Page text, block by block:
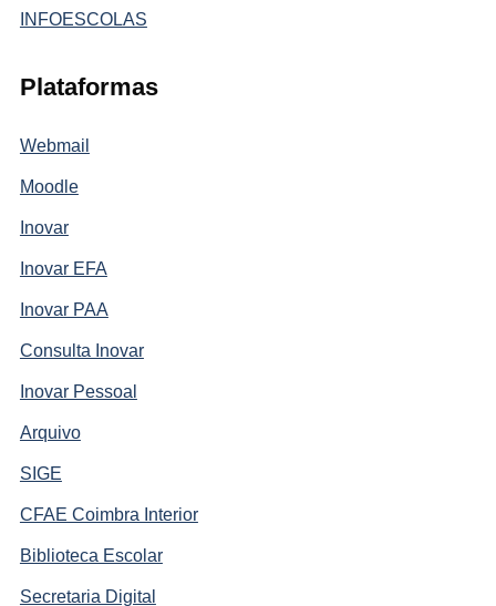
INFOESCOLAS
Plataformas
Webmail
Moodle
Inovar
Inovar EFA
Inovar PAA
Consulta Inovar
Inovar Pessoal
Arquivo
SIGE
CFAE Coimbra Interior
Biblioteca Escolar
Secretaria Digital